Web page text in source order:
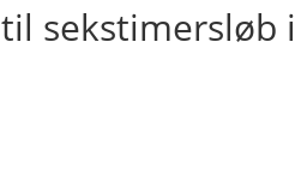
sekstimersløb i